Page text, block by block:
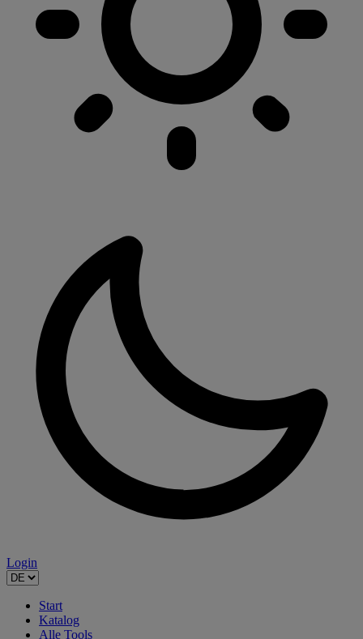
Login
Start
Katalog
Alle Tools